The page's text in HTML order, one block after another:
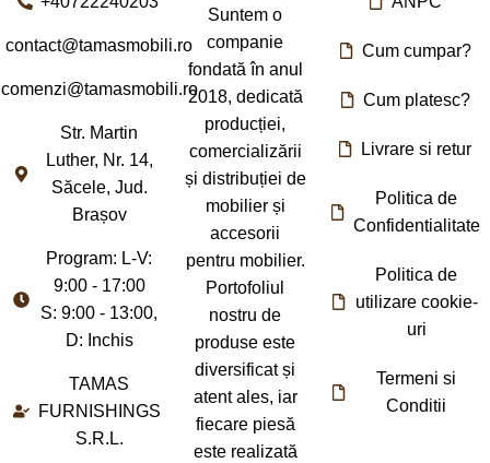
contact@tamasmobili.ro
comenzi@tamasmobili.ro
Str. Martin
Luther, Nr. 14,
Săcele, Jud.
Brașov
Program: L-V:
9:00 - 17:00
S: 9:00 - 13:00,
D: Inchis
TAMAS
FURNISHINGS
S.R.L.
Suntem o
companie
fondată în anul
2018, dedicată
producției,
comercializării
și distribuției de
mobilier și
accesorii
pentru mobilier.
Portofoliul
nostru de
produse este
diversificat și
atent ales, iar
fiecare piesă
este realizată
Cum cumpar?
Cum platesc?
Livrare si retur
Politica de
Confidentialitate
Politica de
utilizare cookie-
uri
Termeni si
Conditii